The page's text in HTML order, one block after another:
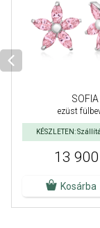
SOFIA
ezüst
KÉSZLETEN:
13
Kosárba